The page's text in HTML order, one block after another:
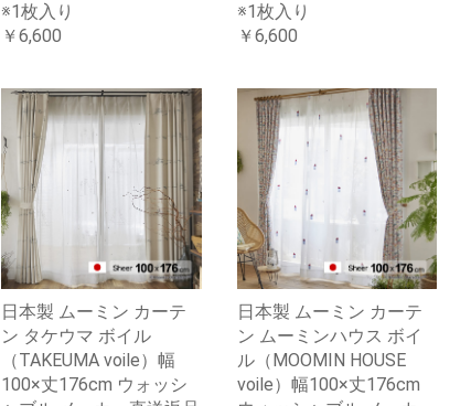
※1枚入り
￥6,600
※1枚入り
￥6,600
日本製 ムーミン カーテ
ン タケウマ ボイル
（TAKEUMA voile）幅
100×丈176cm ウォッシ
日本製 ムーミン カーテ
ン ムーミンハウス ボイ
ル（MOOMIN HOUSE
voile）幅100×丈176cm